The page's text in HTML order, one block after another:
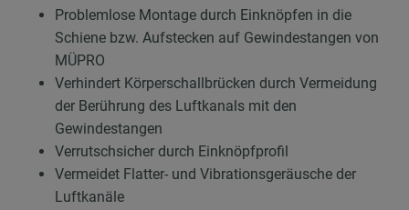
Problemlose Montage durch Einknöpfen in die
Schiene bzw. Aufstecken auf Gewindestangen von
MÜPRO
Verhindert Körperschallbrücken durch Vermeidung
der Berührung des Luftkanals mit den
Gewindestangen
Verrutschsicher durch Einknöpfprofil
Vermeidet Flatter- und Vibrationsgeräusche der
Luftkanäle